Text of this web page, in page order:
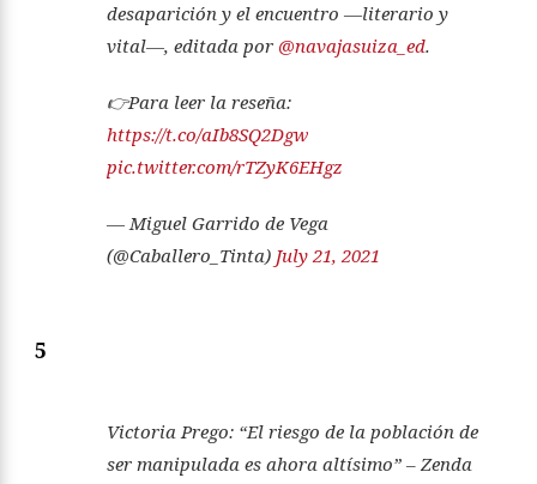
desaparición y el encuentro —literario y
vital—, editada por @navajasuiza_ed.
👉Para leer la reseña:
https://t.co/aIb8SQ2Dgw
pic.twitter.com/rTZyK6EHgz
— Miguel Garrido de Vega
(@Caballero_Tinta) July 21, 2021
5
Victoria Prego: “El riesgo de la población de
ser manipulada es ahora altísimo” – Zenda